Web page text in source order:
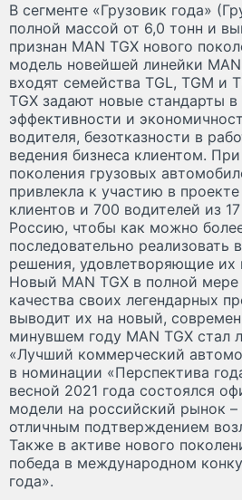
В сегменте «Грузовик года»
полной массой от 6,0 тонн и
признан MAN TGX нового
модель новейшей линейки
входят семейства TGL, TGM и
TGX задают новые стандарты в
эффективности и
водителя, безотказности в
ведения бизнеса клиентом.
поколения грузовых
привлекла к участию в
клиентов и 700 водителей из
Россию, чтобы как можно
последовательно реализовать
решения, удовлетворяющие их
Новый MAN TGX в полной
качества своих легендарных
выводит их на новый,
минувшем году MAN TGX стал
«Лучший коммерческий
в номинации «Перспектива
весной 2021 года состоялся
модели на российский рынок –
отличным подтверждением
Также в активе нового
победа в международном
года».